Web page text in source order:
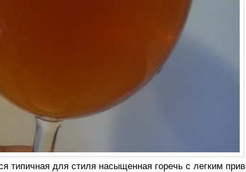
типичная для стиля насыщенная горечь с легким